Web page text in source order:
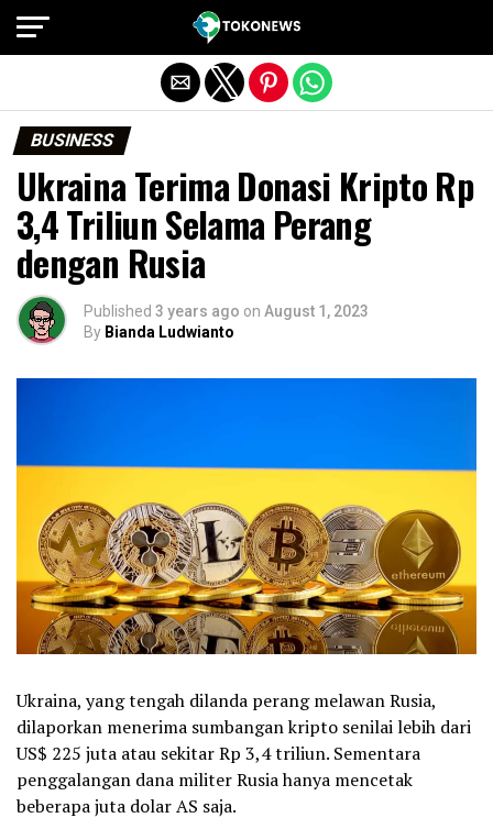
BUSINESS
Ukraina Terima Donasi Kripto Rp
3,4 Triliun Selama Perang
dengan Rusia
Published 3 years ago on August 1, 2023
By Bianda Ludwianto
Ukraina, yang tengah dilanda perang melawan Rusia,
dilaporkan menerima sumbangan kripto senilai lebih dari
US$ 225 juta atau sekitar Rp 3,4 triliun. Sementara
penggalangan dana militer Rusia hanya mencetak
beberapa juta dolar AS saja.
Exit mobile version